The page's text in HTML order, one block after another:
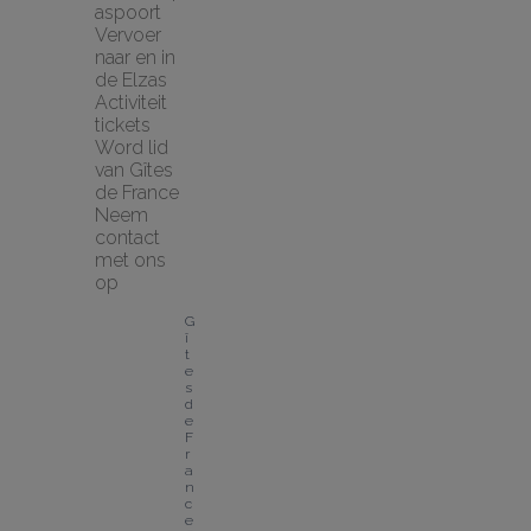
aspoort
Vervoer
naar en in
de Elzas
Activiteit
tickets
Word lid
van Gîtes
de France
Neem
contact
met ons
op
G
î
t
e
s
d
e
F
r
a
n
c
e